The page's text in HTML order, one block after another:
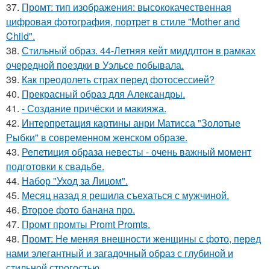
37. Промт: тип изображения: высококачественная
цифровая фотография, портрет в стиле "Mother and
Child".
38. Стильный образ. 44-Летняя кейт миддлтон в рамках
очередной поездки в Уэльсе побывала.
39. Как преодолеть страх перед фотосессией?
40. Прекрасный образ для Александры.
41. - Создание причёски и макияжа.
42. Интерпретация картины анри Матисса "Золотые
Рыбки" в современном женском образе.
43. Репетиция образа невесты - очень важный момент
подготовки к свадьбе.
44. Набор "Уход за Лицом".
45. Месяц назад я решила съехаться с мужчиной.
46. Второе фото банана про.
47. Промт промты Promt Promts.
48. Промт: Не меняя внешности женщины с фото, перед
нами элегантный и загадочный образ с глубиной и